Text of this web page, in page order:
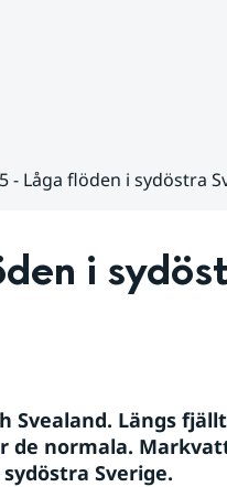
- Låga flöden i sydöstra
i
Svealand. Längs
de normala.
Sverige.